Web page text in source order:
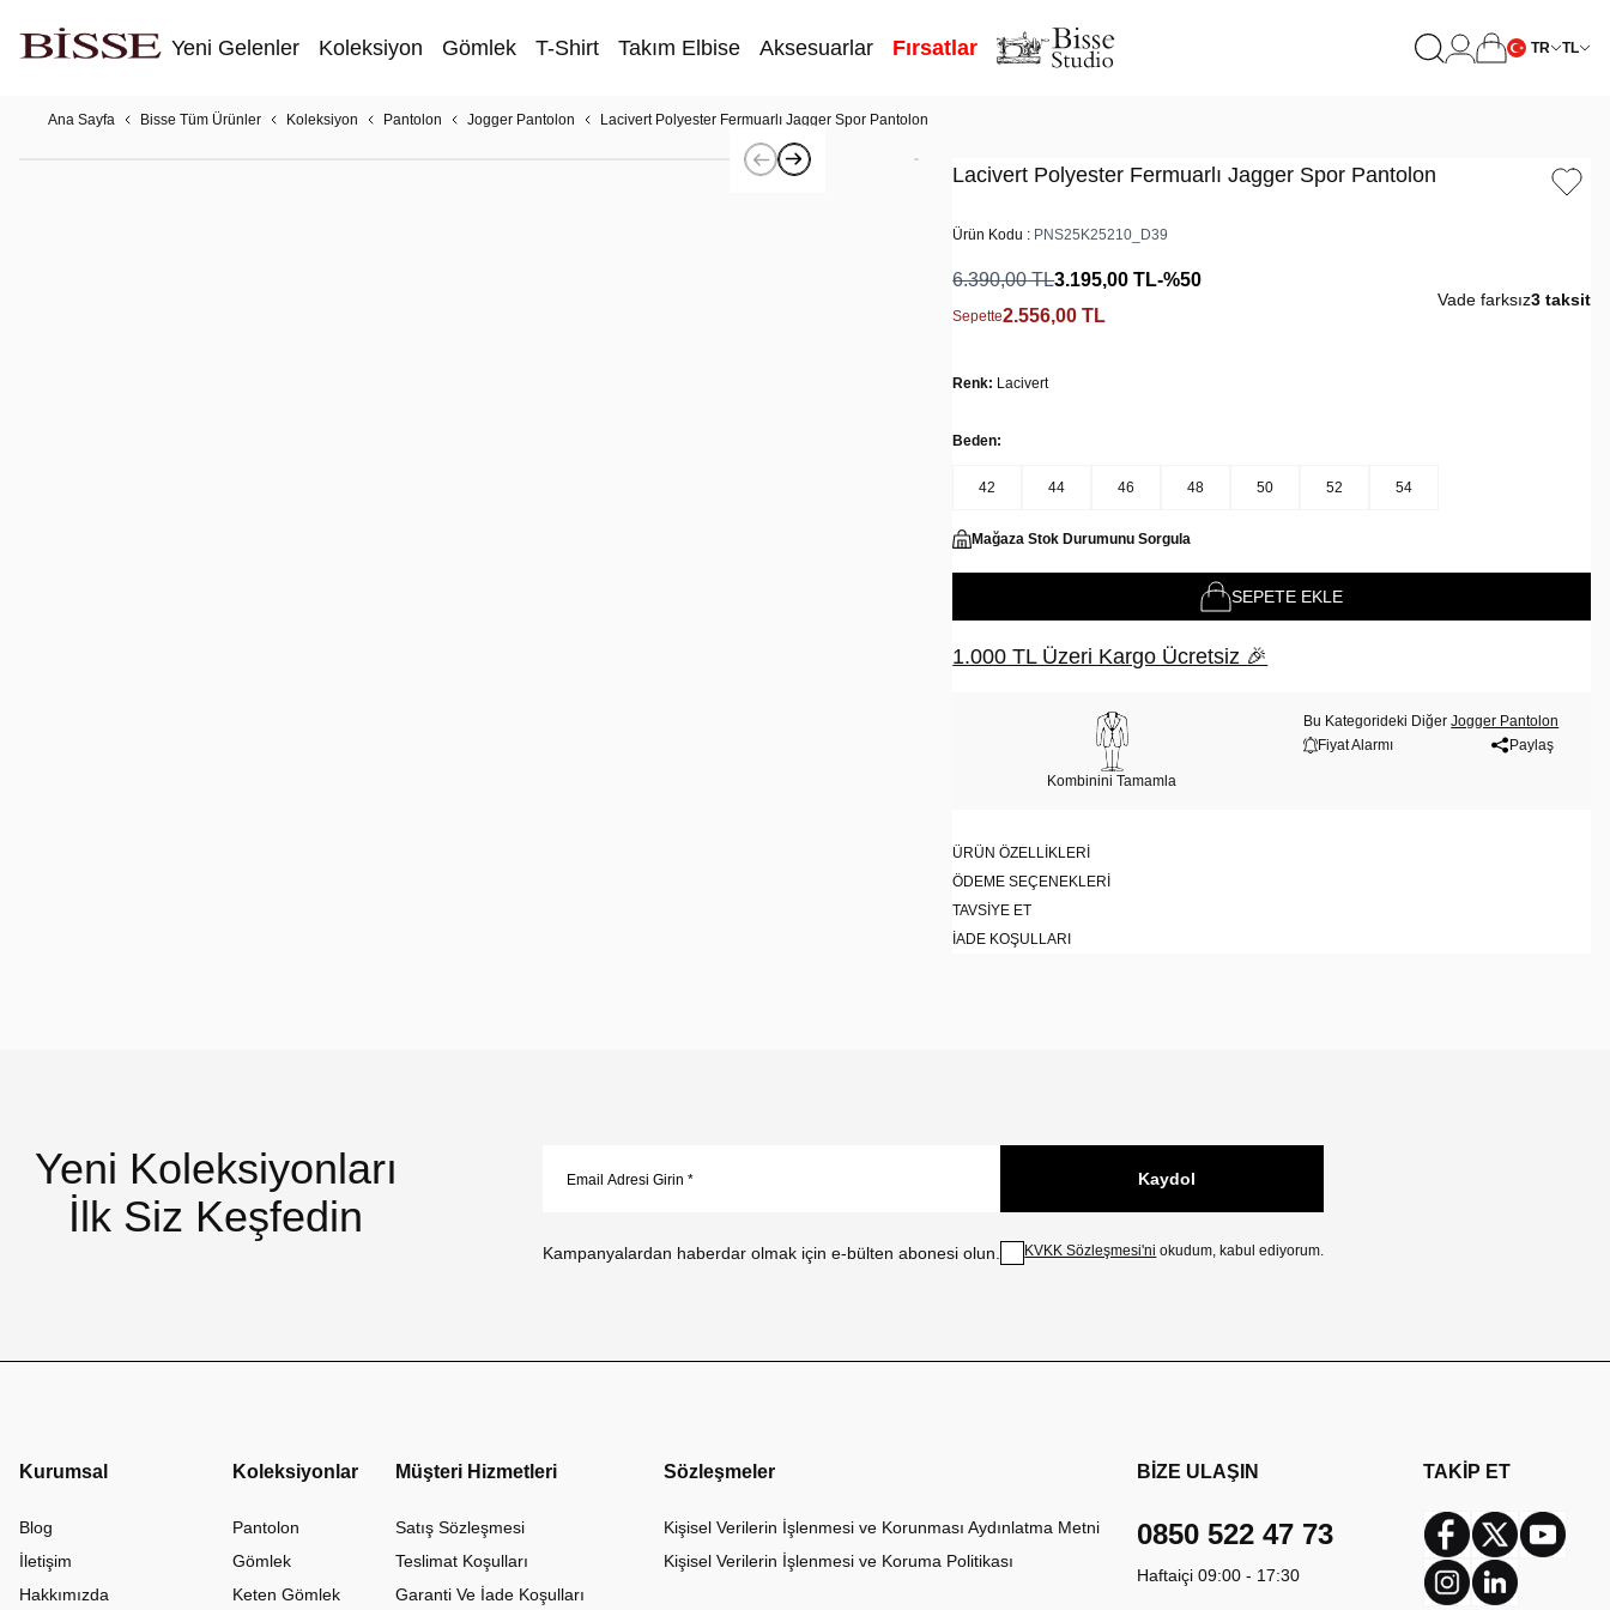
Yeni Gelenler Koleksiyon Gömlek T-Shirt Takım Elbise Aksesuarlar Fırsatlar TR TL
Ana Sayfa Bisse Tüm Ürünler Koleksiyon Pantolon Jogger Pantolon Lacivert Polyester Fermuarlı Jagger Spor Pantolon
Lacivert Polyester Fermuarlı Jagger Spor Pantolon
Ürün Kodu : PNS25K25210_D39
6.390,00TL3.195,00 TL-%50
Sepette2.556,00 TL
Vade farksız3 taksit
Renk: Lacivert
Beden:
42 44 46 48 50 52 54
Mağaza Stok Durumunu Sorgula
SEPETE EKLE
1.000 TL Üzeri Kargo Ücretsiz 🎉
Kombinini Tamamla
Bu Kategorideki DiğerJogger Pantolon
Fiyat Alarmı
Paylaş
ÜRÜN ÖZELLIKLERI
ÖDEME SEÇENEKLERI
TAVSIYE ET
İADE KOŞULLARI
Yeni Koleksiyonları
İlk Siz Keşfedin
Kampanyalardan haberdar olmak için e-bülten abonesi olun.
Kaydol
KVKK Sözleşmesi'ni okudum, kabul ediyorum.
Kurumsal
Blog
İletişim
Hakkımızda
Koleksiyonlar
Pantolon
Gömlek
Keten Gömlek
Müşteri Hizmetleri
Satış Sözleşmesi
Teslimat Koşulları
Garanti Ve İade Koşulları
Sözleşmeler
Kişisel Verilerin İşlenmesi ve Korunması Aydınlatma Metni
Kişisel Verilerin İşlenmesi ve Koruma Politikası
BİZE ULAŞIN
0850 522 47 73
Haftaiçi 09:00 - 17:30
TAKİP ET
Facebook
Twitter
InstagramLinkedin